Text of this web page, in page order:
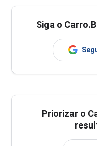
Siga o
Priorizar o